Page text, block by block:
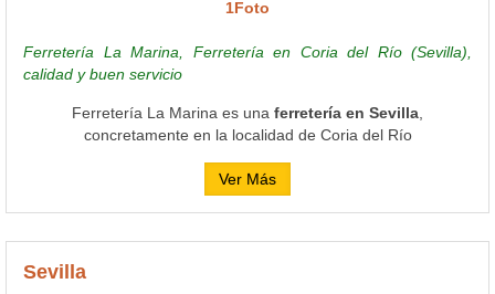
1Foto
Ferretería La Marina, Ferretería en Coria del Río (Sevilla),
calidad y buen servicio
Ferretería La Marina es una ferretería en Sevilla
concretamente en la localidad de Coria del Río
Ver Más
Sevilla